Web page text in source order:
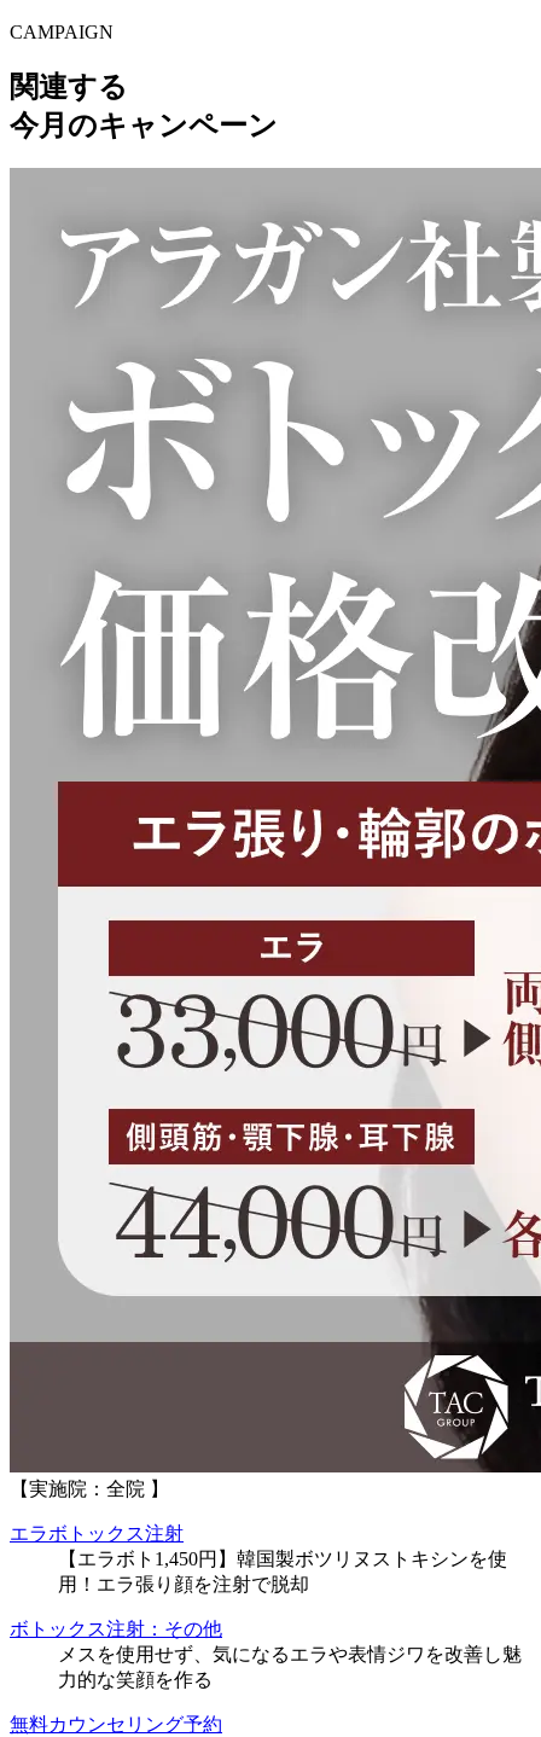
CAMPAIGN
関連する
今月のキャンペーン
【実施院：全院 】
エラボトックス注射
【エラボト1,450円】韓国製ボツリヌストキシンを使
用！エラ張り顔を注射で脱却
ボトックス注射：その他
メスを使用せず、気になるエラや表情ジワを改善し魅
力的な笑顔を作る
無料カウンセリング予約